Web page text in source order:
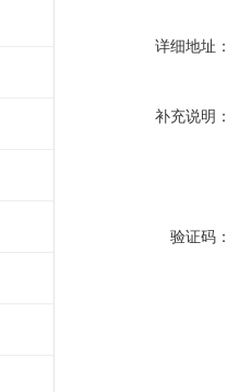
详细地址
补充说明
验证码